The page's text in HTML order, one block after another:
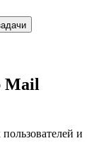
Mail
и